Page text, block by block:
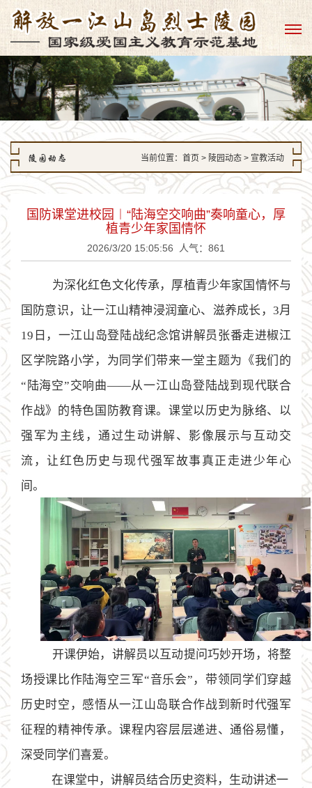
陵园动态 当前位置： 首页 > 陵园动态 > 宣教活动
国防课堂进校园︱“陆海空交响曲”奏响童心，厚
植青少年家国情怀
2026/3/20 15:05:56 人气：861
为深化红色文化传承，厚植青少年家国情怀与
国防意识，让一江山精神浸润童心、滋养成长， 3月
19日，一江山岛登陆战纪念馆讲解员张番走进椒江
区学院路小学，为同学们带来一堂主题为《我们的
“陆海空”交响曲——从一江山岛登陆战到现代联合
作战》的特色国防教育课。课堂以历史为脉络、以
强军为主线，通过生动讲解、影像展示与互动交
流，让红色历史与现代强军故事真正走进少年心
间。
开课伊始，讲解员以互动提问巧妙开场，将整
场授课比作陆海空三军“音乐会”，带领同学们穿越
历史时空，感悟从一江山岛联合作战到新时代强军
征程的精神传承。课程内容层层递进、通俗易懂，
深受同学们喜爱。
在课堂中，讲解员结合历史资料，生动讲述一